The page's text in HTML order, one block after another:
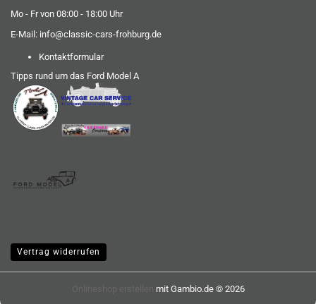
Mo - Fr von 08:00 - 18:00 Uhr
E-Mail: info@classic-cars-frohburg.de
Kontaktformular
Tipps rund um das Ford Model A
Vertrag widerrufen
mit Gambio.de © 2026